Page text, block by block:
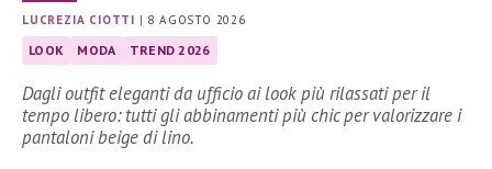
LUCREZIA CIOTTI | 8 AGOSTO 2026
LOOK MODA TREND 2026
Dagli outfit eleganti da ufficio ai look più rilassati per il
tempo libero: tutti gli abbinamenti più chic per valorizzare i
pantaloni beige di lino.